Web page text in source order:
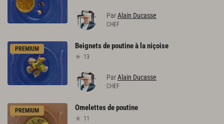
ParAlain Ducasse
CHEF
PREMIUM Beignetsdepoutineà laniçoise
13
ParAlain Ducasse
CHEF
PREMIUM Omelettesdepoutine
11